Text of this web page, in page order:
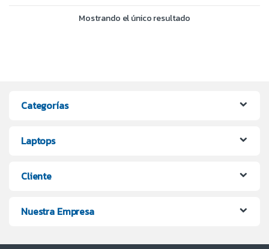
Mostrando el único resultado
Categorías
Laptops
Cliente
Nuestra Empresa